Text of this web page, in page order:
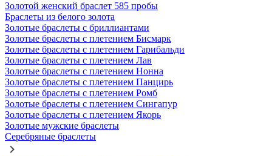
Золотой женский браслет 585 пробы
Браслеты из белого золота
Золотые браслеты с бриллиантами
Золотые браслеты с плетением Бисмарк
Золотые браслеты с плетением Гарибальди
Золотые браслеты с плетением Лав
Золотые браслеты с плетением Нонна
Золотые браслеты с плетением Панцирь
Золотые браслеты с плетением Ромб
Золотые браслеты с плетением Сингапур
Золотые браслеты с плетением Якорь
Золотые мужские браслеты
Серебряные браслеты